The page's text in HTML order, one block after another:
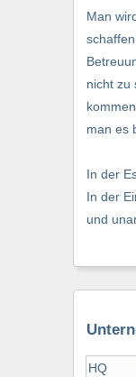
Man
nicht zu
man es
In der
In der
und
HQ